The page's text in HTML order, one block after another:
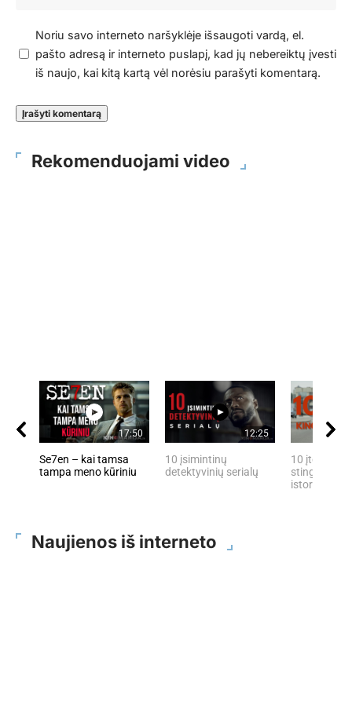
Noriu savo interneto naršyklėje išsaugoti vardą, el.
pašto adresą ir interneto puslapį, kad jų nebereiktų įvesti
iš naujo, kai kitą kartą vėl norėsiu parašyti komentarą.
Rekomenduojami video
17:50
Se7en – kai tamsa
tampa meno kūriniu
12:25
10 įsimintinų
detektyvinių serialų
10 įtemptų,
stingdančių
istorijų
Naujienos iš interneto